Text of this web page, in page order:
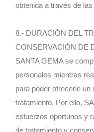
obtenida a través de
8.- DURACIÓN DEL
CONSERVACIÓN DE
SANTA GEMA se
personales mientras
para poder ofrecerle
tratamiento. Por ello,
esfuerzos oportunos y
de tratamiento y